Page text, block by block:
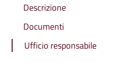
Descrizione
Documenti
Ufficio responsabile